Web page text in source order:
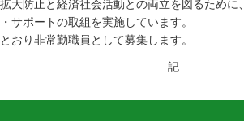
大防止と経済社会活動との両立を図るため
サポートの取組を実施しています。
おり非常勤職員として募集します。
記